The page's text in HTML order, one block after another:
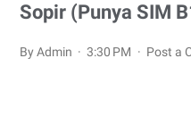
Sopir (Punya SIM
By Admin 3:30 PM Post a